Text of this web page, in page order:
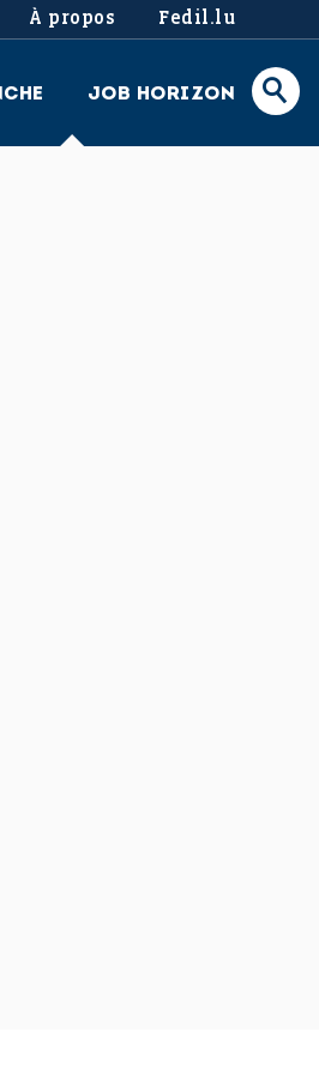
À propos Fedil.lu
JOB HORIZON